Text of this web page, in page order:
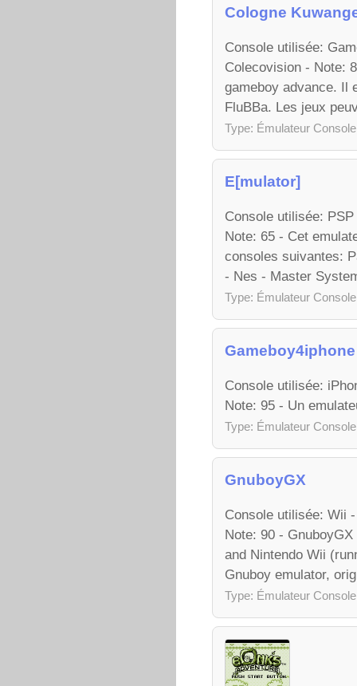
Cologne
Console utilisée:
Colecovision - Note:
gameboy advance. Il
FluBBa. Les jeux
Type: Émulateur Console
E[mulator]
Console utilisée:
Note: 65 - Cet
consoles suivantes:
- Nes - Master
Type: Émulateur Console
Gameboy4iphone
Console utilisée:
Note: 95 - Un
Type: Émulateur Console
GnuboyGX
Console utilisée: Wii
Note: 90 -
and Nintendo Wii
Gnuboy emulator,
Type: Émulateur Console